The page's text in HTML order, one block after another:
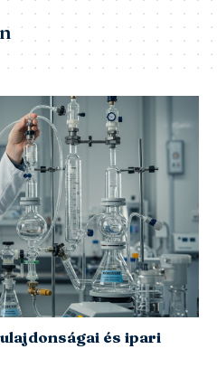
és ipari